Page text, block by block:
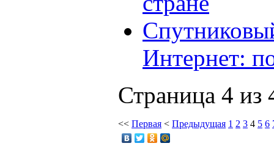
Интернет:
Страница 4 из
<< Первая < Предыдущая 1 2 3 4 5 6